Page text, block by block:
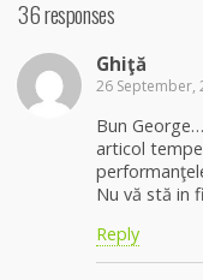
36 responses
Ghiţă
26 September,
Bun
articol
Nu vă stă in
Reply